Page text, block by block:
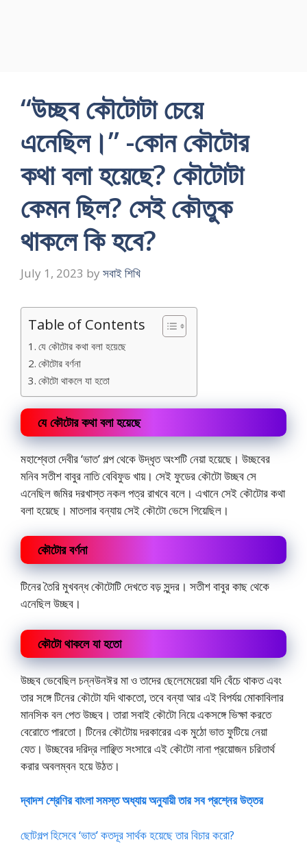
“উচ্ছব কৌটোটা চেয়ে
এনেছিল।” -কোন কৌটোর
কথা বলা হয়েছে? কৌটোটা
কেমন ছিল? সেই কৌতুক
থাকলে কি হবে?
July 1, 2023 by সবাই শিখি
Table of Contents
যে কৌটোর কথা বলা হয়েছে
কৌটোর বর্ণনা
কৌটো থাকলে যা হতো
যে কৌটোর কথা বলা হয়েছে
মহাশ্বেতা দেবীর ‘ভাত’ গল্প থেকে উদ্ধৃত অংশটি নেয়া হয়েছে। উচ্ছবের
মনিব সতীশ বাবুর নাতি বেবিফুড খায়। সেই ফুডের কৌটো উচ্ছব সে
এনেছিল জমির দরখাস্ত নকল পত্র রাখবে বলে। এখানে সেই কৌটোর কথা
বলা হয়েছে। মাতলার বন্যায় সেই কৌটো ভেসে গিয়েছিল।
কৌটোর বর্ণনা
টিনের তৈরি মুখবন্ধ কৌটোটি দেখতে বড় সুন্দর। সতীশ বাবুর কাছ থেকে
এনেছিল উচ্ছব।
কৌটো থাকলে যা হতো
উচ্ছব ভেবেছিল চন্নউনঈর মা ও তাদের ছেলেমেয়েরা যদি বেঁচে থাকত এবং
তার সঙ্গে টিনের কৌটো যদি থাকতো, তবে বন্যা আর এই বিপর্যয় মোকাবিলার
মানসিক বল পেত উচ্ছব। তারা সবাই কৌটো নিয়ে একসঙ্গে ভিক্ষা করতে
বেরোতে পারতো। টিনের কৌটোয় দরকারের এক মুঠো ভাত ফুটিয়ে নেয়া
যেত। উচ্ছবের দরিদ্র লাঞ্ছিত সংসারে এই কৌটো নানা প্রয়োজন চরিতার্থ
করার অবলম্বন হয়ে উঠত।
দ্বাদশ শ্রেণির বাংলা সমস্ত অধ্যায় অনুযায়ী তার সব প্রশ্নের উত্তর
ছোটগল্প হিসেবে ‘ভাত’ কতদূর সার্থক হয়েছে তার বিচার করো?